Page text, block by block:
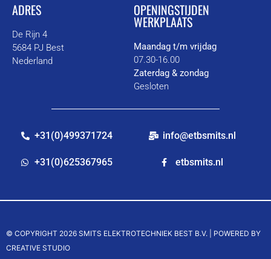
ADRES
De Rijn 4
5684 PJ Best
Nederland
OPENINGSTIJDEN
WERKPLAATS
Maandag t/m vrijdag
07.30-16.00
Zaterdag & zondag
Gesloten
+31(0)499371724
+31(0)625367965
info@etbsmits.nl
etbsmits.nl
© COPYRIGHT 2026 SMITS ELEKTROTECHNIEK BEST B.V. | POWERED BY
CREATIVE STUDIO